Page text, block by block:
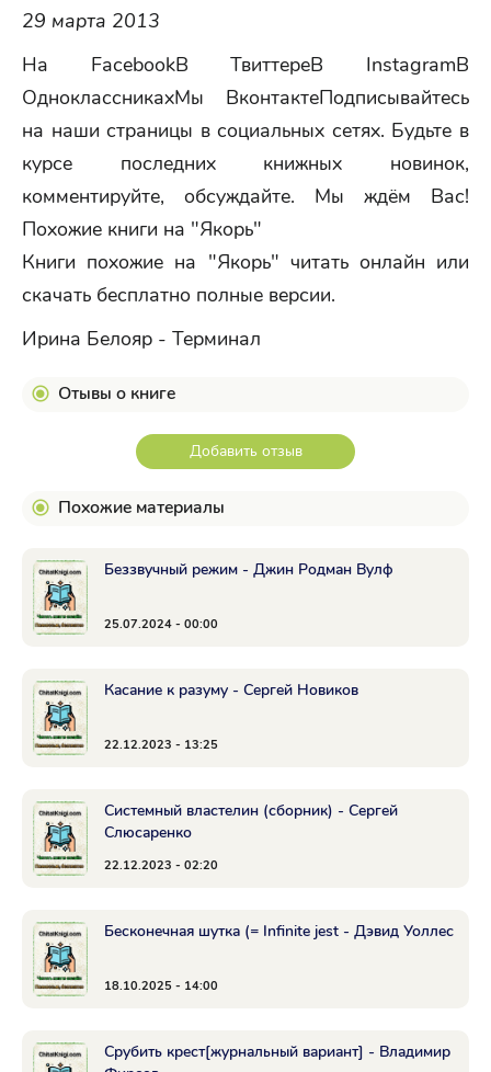
29 марта 2013
На FacebookВ ТвиттереВ InstagramВ
ОдноклассникахМы ВконтактеПодписывайтесь
на наши страницы в социальных сетях. Будьте в
курсе последних книжных новинок,
комментируйте, обсуждайте. Мы ждём Вас!
Похожие книги на "Якорь"
Книги похожие на "Якорь" читать онлайн или
скачать бесплатно полные версии.
Ирина Белояр - Терминал
Отывы о книге
Добавить отзыв
Похожие материалы
Беззвучный режим - Джин Родман Вулф
25.07.2024 - 00:00
Касание к разуму - Сергей Новиков
22.12.2023 - 13:25
Системный властелин (сборник) - Сергей
Слюсаренко
22.12.2023 - 02:20
Бесконечная шутка (= Infinite jest - Дэвид Уоллес
18.10.2025 - 14:00
Срубить крест[журнальный вариант] - Владимир